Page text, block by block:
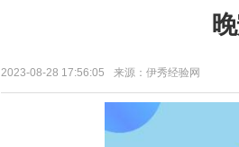
中泰证券：头部房企
2023年濮阳市濮上家肴
牙膏品牌花式打“功效
济南市中区就业形势
2023-08-28 17:56:05 来源：伊秀经验网